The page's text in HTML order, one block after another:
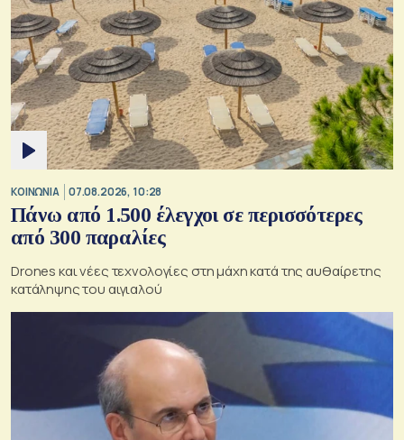
ΚΟΙΝΩΝΙΑ 07.08.2026, 10:28
Πάνω από 1.500 έλεγχοι σε περισσότερες
από 300 παραλίες
Drones και νέες τεχνολογίες στη μάχη κατά της αυθαίρετης
κατάληψης του αιγιαλού